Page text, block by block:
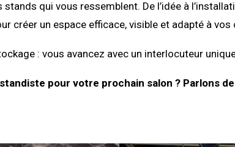
qui vous ressemblent. De l’idée à
créer un espace efficace, visible et adapté à
: vous avancez avec un interlocuteur
standiste pour votre prochain salon ? Parlons